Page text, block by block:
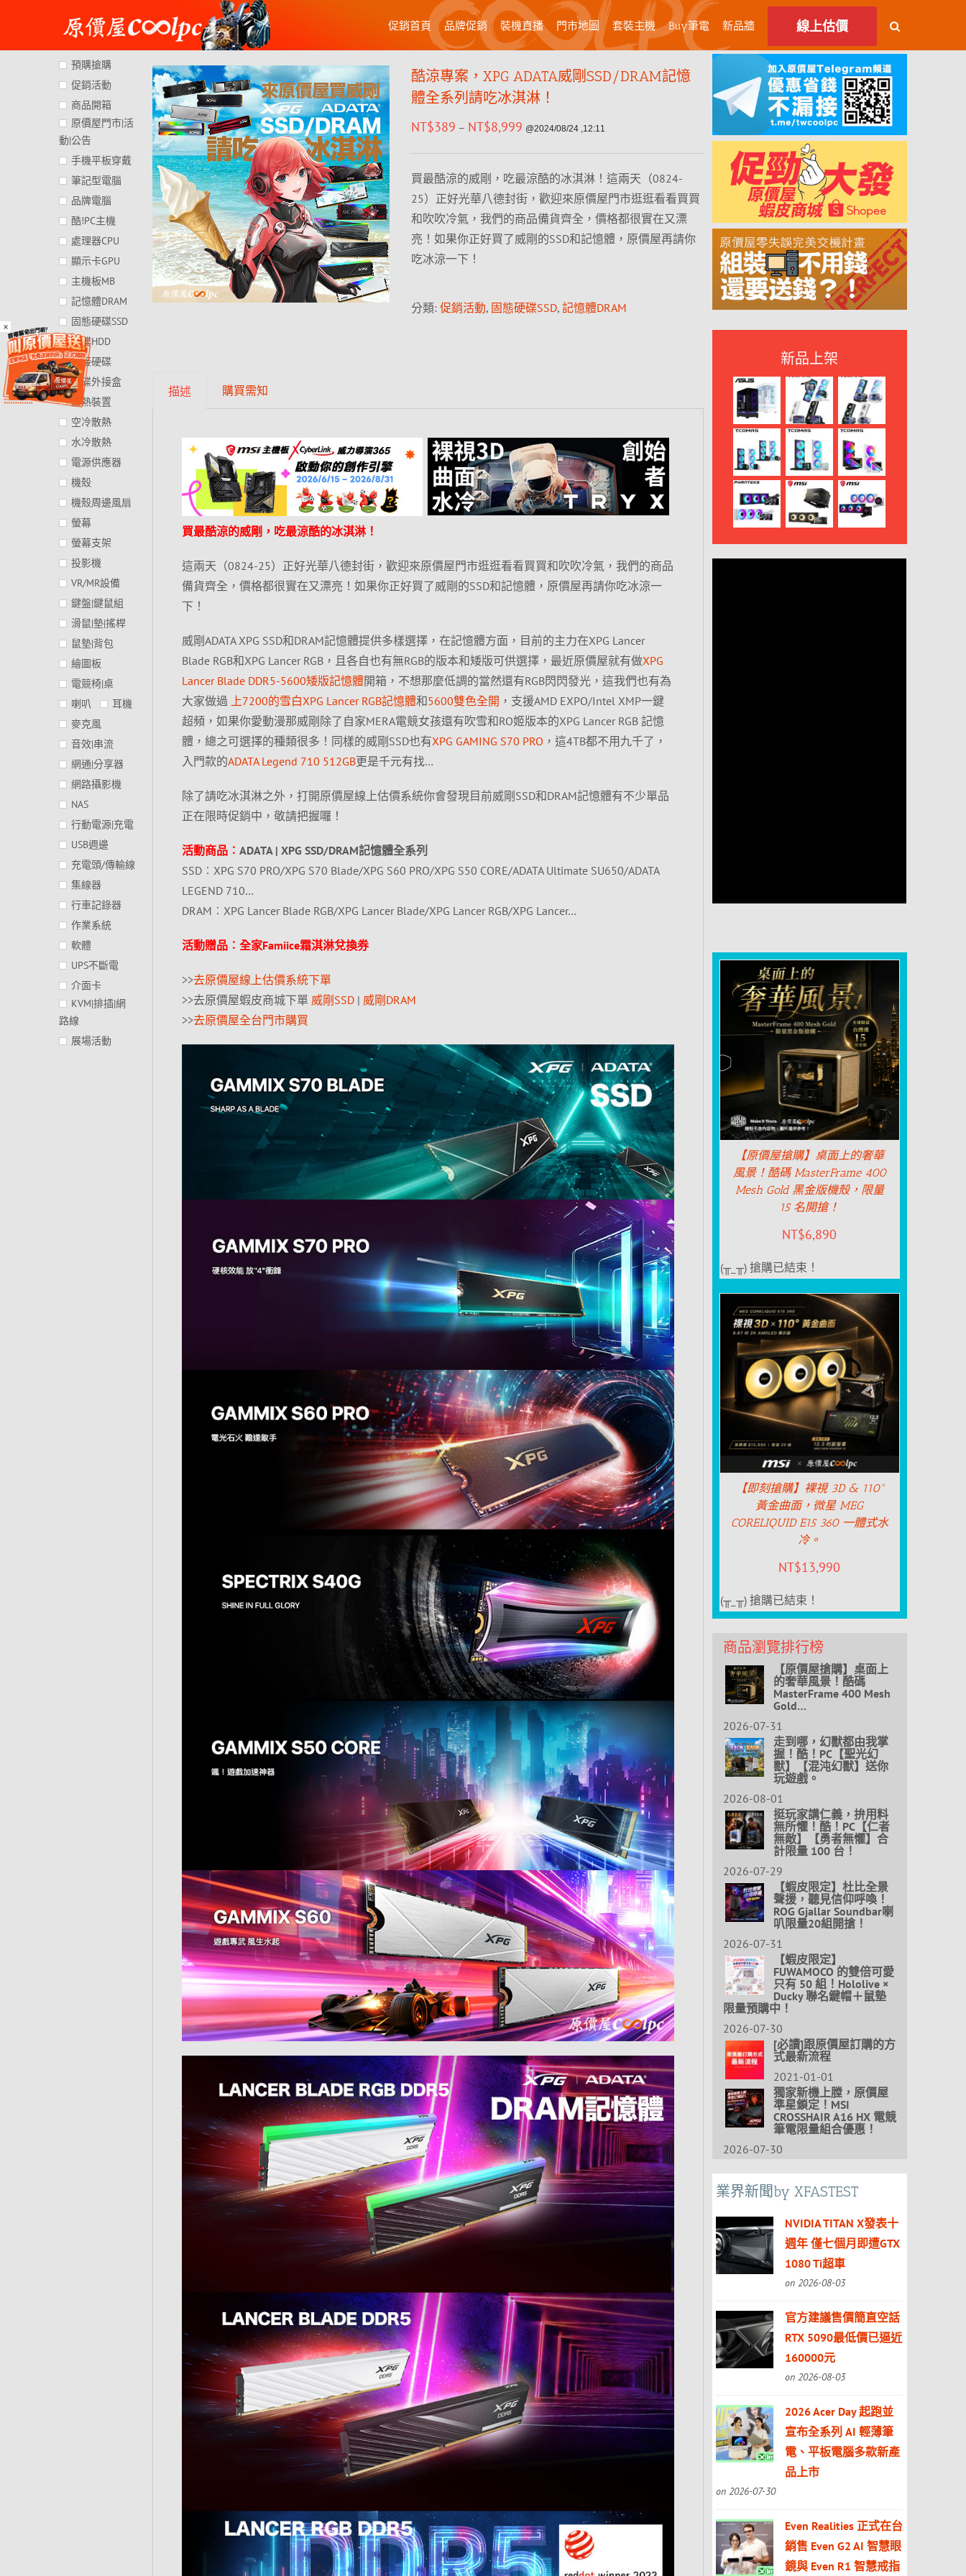
×
content
促銷首頁 品牌促銷 裝機直播 門市地圖 套裝主機 Buy筆電 新品牆 線上估價
酷涼專案，XPG ADATA威剛SSD/DRAM記憶
體全系列請吃冰淇淋！
NT$389 – NT$8,999 @2024/08/24 ,12:11
買最酷涼的威剛，吃最涼酷的冰淇淋！這兩天（0824-
25）正好光華八德封街，歡迎來原價屋門市逛逛看看買買
和吹吹冷氣，我們的商品備貨齊全，價格都很實在又漂
亮！如果你正好買了威剛的SSD和記憶體，原價屋再請你
吃冰涼一下！
分類: 促銷活動, 固態硬碟SSD, 記憶體DRAM
描述 購買需知
買最酷涼的威剛，吃最涼酷的冰淇淋！
這兩天（0824-25）正好光華八德封街，歡迎來原價屋門市逛逛看看買買和吹吹冷氣，我們的商品
備貨齊全，價格都很實在又漂亮！如果你正好買了威剛的SSD和記憶體，原價屋再請你吃冰涼一
下！
威剛ADATA XPG SSD和DRAM記憶體提供多樣選擇，在記憶體方面，目前的主力在XPG Lancer
Blade RGB和XPG Lancer RGB，且各自也有無RGB的版本和矮版可供選擇，最近原價屋就有做XPG
Lancer Blade DDR5-5600矮版記憶體開箱，不想那麼低調的當然還有RGB閃閃發光，這我們也有為
大家做過 上7200的雪白XPG Lancer RGB記憶體和5600雙色全開 ，支援AMD EXPO/Intel XMP一鍵
超頻，如果你愛動漫那威剛除了自家MERA電競女孩還有吹雪和RO姬版本的XPG Lancer RGB 記憶
體，總之可選擇的種類很多！同樣的威剛SSD也有XPG GAMING S70 PRO ，這4TB都不用九千了，
入門款的ADATA Legend 710 512GB更是千元有找…
除了請吃冰淇淋之外，打開原價屋線上估價系統你會發現目前威剛SSD和DRAM記憶體有不少單品
正在限時促銷中，敬請把握囉！
活動商品︰ ADATA | XPG SSD/DRAM記憶體全系列
SSD︰XPG S70 PRO/XPG S70 Blade/XPG S60 PRO/XPG S50 CORE/ADATA Ultimate SU650/ADATA
LEGEND 710…
DRAM︰XPG Lancer Blade RGB/XPG Lancer Blade/XPG Lancer RGB/XPG Lancer…
活動贈品︰全家Famiice霜淇淋兌換券
>>去原價屋線上估價系統下單
>>去原價屋蝦皮商城下單 威剛SSD| 威剛DRAM
>>去原價屋全台門市購買
預購搶購
促銷活動
商品開箱
原價屋門市|活
動|公告
手機平板穿戴
筆記型電腦
品牌電腦
酷!PC主機
處理器CPU
顯示卡GPU
主機板MB
記憶體DRAM
固態硬碟SSD
硬碟HDD
外接硬碟
硬碟外接盒
散熱裝置
空冷散熱
水冷散熱
電源供應器
機殼
機殼周邊風扇
螢幕
螢幕支架
投影機
VR/MR設備
鍵盤|鍵鼠組
滑鼠|墊|搖桿
鼠墊|背包
繪圖板
電競椅|桌
喇叭
耳機
麥克風
音效|串流
網通|分享器
網路攝影機
NAS
行動電源|充電
USB週邊
充電頭/傳輸線
集線器
行車記錄器
作業系統
軟體
UPS不斷電
介面卡
KVM|排插|網
路線
展場活動
新品上架
【原價屋搶購】桌面上的奢華
風景！酷碼 MasterFrame 400
Mesh Gold 黑金版機殼，限量
15 名開搶！
NT$6,890
(╥_╥) 搶購已結束！
【即刻搶購】裸視 3D & 110°
黃金曲面，微星 MEG
CORELIQUID E15 360 一體式水
冷。
NT$13,990
(╥_╥) 搶購已結束！
商品瀏覽排行榜
【原價屋搶購】桌面上
的奢華風景！酷碼
MasterFrame 400 Mesh
Gold…
2026-07-31
走到哪，幻獸都由我掌
握！酷！PC【聖光幻
獸】【混沌幻獸】送你
玩遊戲。
2026-08-01
挺玩家講仁義，拚用料
無所懼！酷！PC【仁者
無敵】【勇者無懼】合
計限量 100 台！
2026-07-29
【蝦皮限定】杜比全景
聲援，聽見信仰呼喚！
ROG Gjallar Soundbar喇
叭限量20組開搶！
2026-07-31
【蝦皮限定】
FUWAMOCO 的雙倍可愛
只有 50 組！Hololive ×
Ducky 聯名鍵帽＋鼠墊
限量預購中！
2026-07-30
[必讀]跟原價屋訂購的方
式最新流程
2021-01-01
獨家新機上膛，原價屋
準星鎖定！MSI
CROSSHAIR A16 HX 電競
筆電限量組合優惠！
2026-07-30
業界新聞by XFASTEST
NVIDIA TITAN X發表十
週年 僅七個月即遭GTX
1080 Ti超車
on 2026-08-03
官方建議售價簡直空話
RTX 5090最低價已逼近
160000元
on 2026-08-03
2026 Acer Day 起跑並
宣布全系列 AI 輕薄筆
電、平板電腦多款新產
品上市
on 2026-07-30
Even Realities 正式在台
銷售 Even G2 AI 智慧眼
鏡與 Even R1 智慧戒指